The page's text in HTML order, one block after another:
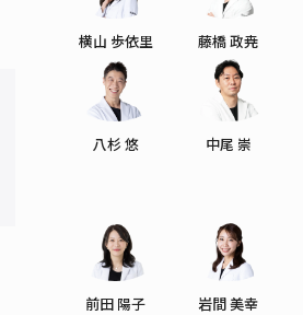
横山 歩依里 藤橋 政尭
八杉 悠 中尾 崇
前田 陽子 岩間 美幸